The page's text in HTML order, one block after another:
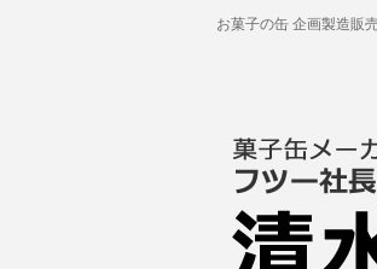
お菓子の缶 企画製造販